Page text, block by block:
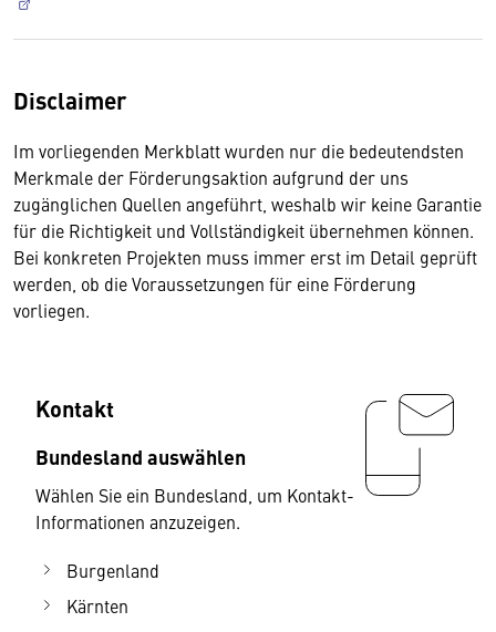
Disclaimer
Im vorliegenden Merkblatt wurden nur die bedeutendsten
Merkmale der Förderungsaktion aufgrund der uns
zugänglichen Quellen angeführt, weshalb wir keine Garantie
für die Richtigkeit und Vollständigkeit übernehmen können.
Bei konkreten Projekten muss immer erst im Detail geprüft
werden, ob die Voraussetzungen für eine Förderung
vorliegen.
Kontakt
Bundesland auswählen
Wählen Sie ein Bundesland, um Kontakt-
Informationen anzuzeigen.
Burgenland
Kärnten